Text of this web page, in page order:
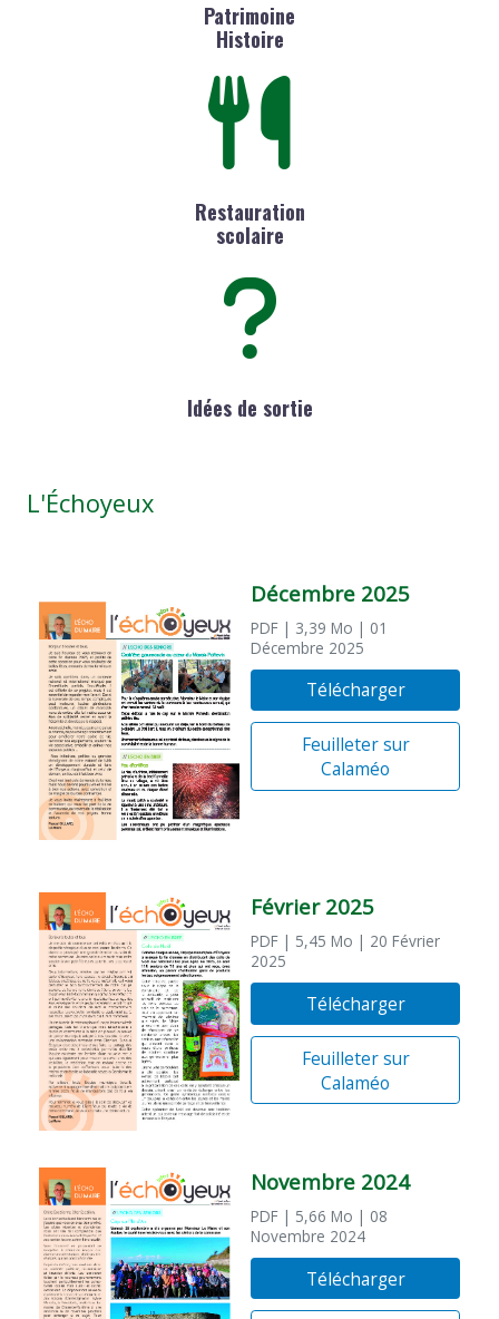
Patrimoine
Histoire
Restauration
scolaire
Idées de sortie
L'Échoyeux
Décembre 2025
PDF | 3,39 Mo | 01
Décembre 2025
Télécharger
Feuilleter sur
Calaméo
Février 2025
PDF | 5,45 Mo | 20 Février
2025
Télécharger
Feuilleter sur
Calaméo
Novembre 2024
PDF | 5,66 Mo | 08
Novembre 2024
Télécharger